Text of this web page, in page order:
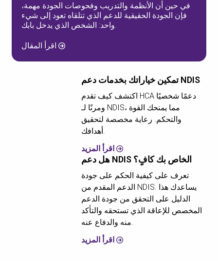
في حين أن الأنظمة والتدريب وفحوصات الجودة مهمة،
فإن الجودة الحقيقية للدعم الذي تتلقاه تعود إلى شيء
تمكين خياراتك بخدمات دعم NDIS
اكتشف كيف تقدم HCA دعمًا شخصيًا
ومرنًا لـ NDIS، مما يمنحك القوة
والتحكم. رعاية مخصصة لتحقيق
اقرأ المزيد
هل دعم NDIS الخاص بك كافٍ؟
تعرف على كيفية الحكم على جودة
الدعم المقدم من NDIS. يساعدك هذا
الدليل على التحقق من جودة الدعم
المخصص للإعاقة الذي تستحقه والتأكد
اقرأ المزيد